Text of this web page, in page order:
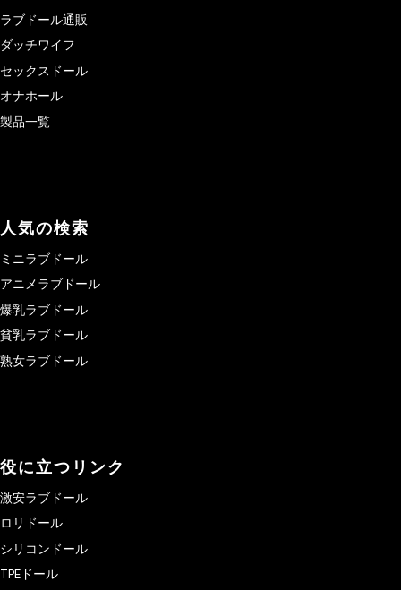
ラブドール通販
ダッチワイフ
セックスドール
オナホール
製品一覧
人気の検索
ミニラブドール
アニメラブドール
爆乳ラブドール
貧乳ラブドール
熟女ラブドール
役に立つリンク
激安ラブドール
ロリドール
シリコンドール
TPEドール